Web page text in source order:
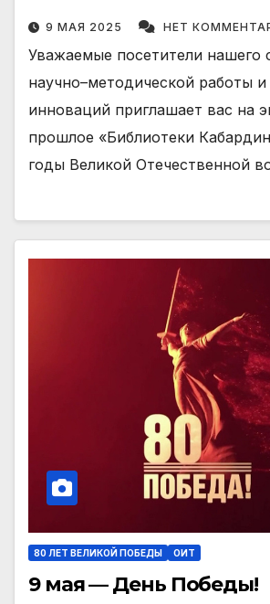
9 МАЯ 2025 НЕТ
Уважаемые посетители нашего
научно–методической работы
инноваций приглашает вас на
прошлое «Библиотеки
годы Великой Отечественной
80 ЛЕТ ВЕЛИКОЙ ПОБЕДЫ ОИТ
9 мая — День Победы!